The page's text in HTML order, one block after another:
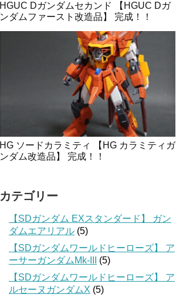
HGUC Dガンダムセカンド 【HGUC Dガ
ンダムファースト改造品】 完成！！
HG ソードカラミティ 【HG カラミティガ
ンダム改造品】 完成！！
カテゴリー
【SDガンダム EXスタンダード】 ガン
ダムエアリアル (5)
【SDガンダムワールドヒーローズ】 ア
ーサーガンダムMk-III
(5)
【SDガンダムワールドヒーローズ】 ア
ルセーヌガンダムX (5)